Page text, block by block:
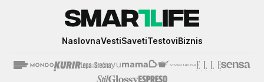
NaslovnaVestiSavetiTestoviBiznis